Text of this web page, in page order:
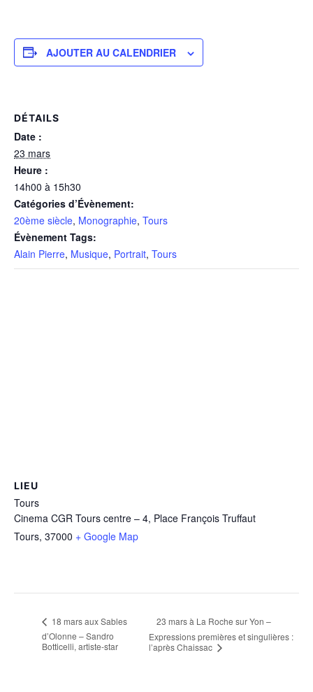
AJOUTER AU CALENDRIER
DÉTAILS
Date :
23 mars
Heure :
14h00 à 15h30
Catégories d’Évènement:
20ème siècle, Monographie, Tours
Évènement Tags:
Alain Pierre, Musique, Portrait, Tours
LIEU
Tours
Cinema CGR Tours centre – 4, Place François Truffaut
Tours, 37000 + Google Map
18 mars aux Sables
d’Olonne – Sandro
Botticelli, artiste-star
23 mars à La Roche sur Yon –
Expressions premières et singulières :
l’après Chaissac